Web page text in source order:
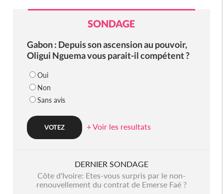
SONDAGE
Gabon : Depuis son ascension au pouvoir,
Oligui Nguema vous parait-il compétent ?
Oui
Non
Sans avis
+ Voir les resultats
DERNIER SONDAGE
Côte d'Ivoire: Etes-vous surpris par le non-
renouvellement du contrat de Emerse Faé ?